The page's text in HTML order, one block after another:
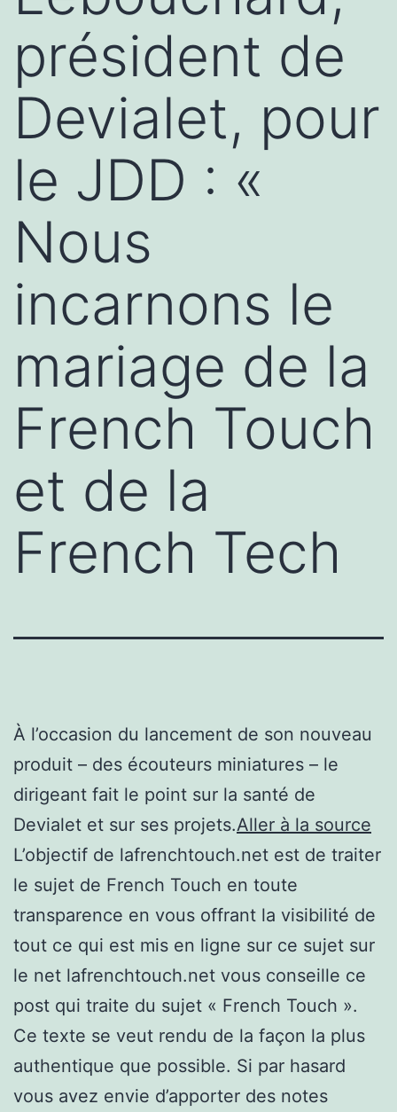
président de
Devialet, pour
le JDD : «
Nous
incarnons le
mariage de la
French Touch
et de la
French Tech
À l’occasion du lancement de son nouveau
produit – des écouteurs miniatures – le
dirigeant fait le point sur la santé de
Devialet et sur ses projets.Aller à la source
L’objectif de lafrenchtouch.net est de traiter
le sujet de French Touch en toute
transparence en vous offrant la visibilité de
tout ce qui est mis en ligne sur ce sujet sur
le net lafrenchtouch.net vous conseille ce
post qui traite du sujet « French Touch ».
Ce texte se veut rendu de la façon la plus
authentique que possible. Si par hasard
vous avez envie d’apporter des notes